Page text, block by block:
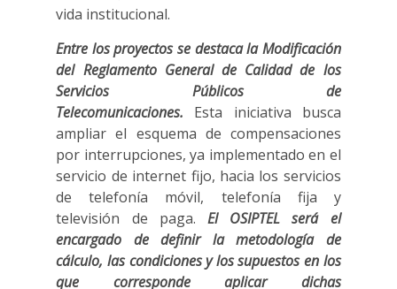
vida institucional.
Entre los proyectos se destaca la Modificación
del Reglamento General de Calidad de los
Servicios Públicos de
Telecomunicaciones. Esta iniciativa busca
ampliar el esquema de compensaciones
por interrupciones, ya implementado en el
servicio de internet fijo, hacia los servicios
de telefonía móvil, telefonía fija y
televisión de paga. El OSIPTEL será el
encargado de definir la metodología de
cálculo, las condiciones y los supuestos en los
que corresponde aplicar dichas